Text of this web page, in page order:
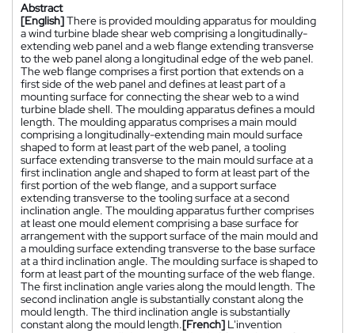
Abstract
[English]There is provided moulding apparatus for moulding
a wind turbine blade shear web comprising a longitudinally-
extending web panel and a web flange extending transverse
to the web panel along a longitudinal edge of the web panel.
The web flange comprises a first portion that extends on a
first side of the web panel and defines at least part of a
mounting surface for connecting the shear web to a wind
turbine blade shell. The moulding apparatus defines a mould
length. The moulding apparatus comprises a main mould
comprising a longitudinally-extending main mould surface
shaped to form at least part of the web panel, a tooling
surface extending transverse to the main mould surface at a
first inclination angle and shaped to form at least part of the
first portion of the web flange, and a support surface
extending transverse to the tooling surface at a second
inclination angle. The moulding apparatus further comprises
at least one mould element comprising a base surface for
arrangement with the support surface of the main mould and
a moulding surface extending transverse to the base surface
at a third inclination angle. The moulding surface is shaped to
form at least part of the mounting surface of the web flange.
The first inclination angle varies along the mould length. The
second inclination angle is substantially constant along the
mould length. The third inclination angle is substantially
constant along the mould length.[French] L'invention